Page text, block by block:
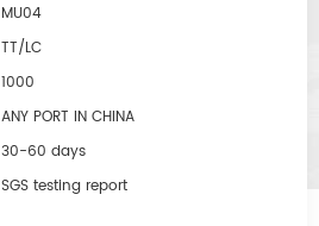
MU04
TT/LC
1000
ANY PORT IN CHINA
30-60 days
SGS testing report